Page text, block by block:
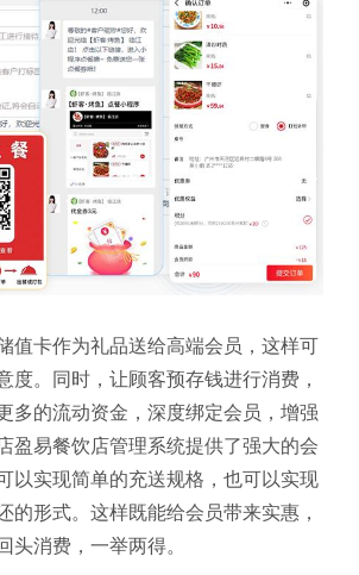
值卡作为礼品送给高端会员，这样可
度。同时，让顾客预存钱进行消费，
多的流动资金，深度绑定会员，增强
盈易餐饮店管理系统提供了强大的会
以实现简单的充送规格，也可以实现
的形式。这样既能给会员带来实惠，
头消费，一举两得。